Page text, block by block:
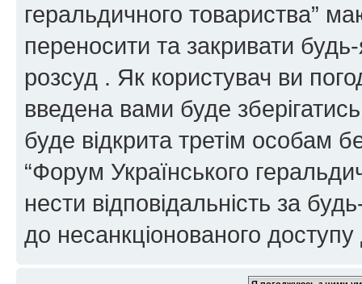
геральдичного товариства”
переносити та закривати
розсуд . Як користувач ви
введена вами буде
буде відкрита третім особам
“Форум Українського
нести відповідальність за
до несанкціонованого доступу